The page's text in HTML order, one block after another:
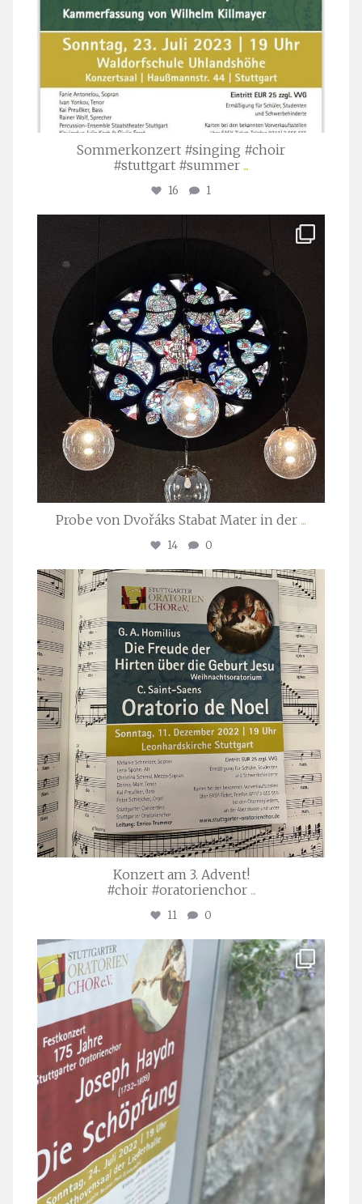
Sommerkonzert #singing #choir
#stuttgart #summer ...
16 1
Apr. 1
Probe von Dvořáks Stabat Mater in der ...
14 0
stuttgarter_oratorienchor
Nov. 29
Konzert am 3. Advent!
#choir #oratorienchor ...
11 0
stuttgarter_oratorienchor
Juli 23